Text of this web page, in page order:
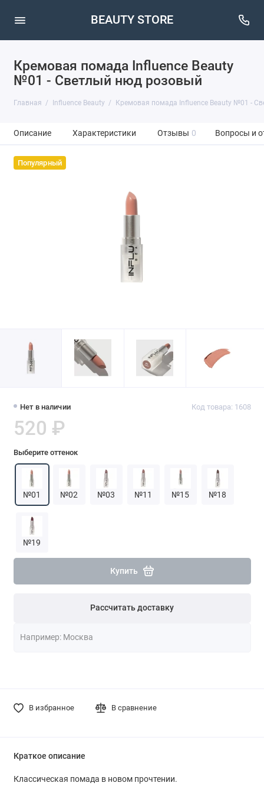
BEAUTY STORE
Кремовая помада Influence Beauty
№01 - Светлый нюд розовый
Главная Influence Beauty Кремовая помада Influence Beauty №01 -
Описание Характеристики Отзывы 0 Вопросы и
Популярный
Нет в наличии Код товара: 1608
520 ₽
Выберите оттенок
№01 №02 №03 №11 №15 №18
№19
Купить
Рассчитать доставку
В избранное В сравнение
Краткое описание
Классическая помада в новом прочтении.